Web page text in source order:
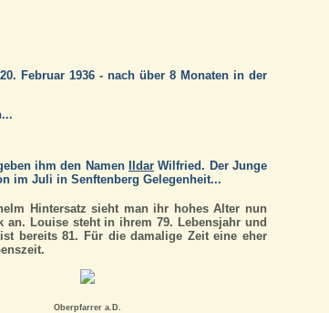
Februar 1936 - nach über 8 Monaten in der
ihm den Namen Ildar Wilfried. Der Junge
im Juli in Senftenberg Gelegenheit...
Hintersatz sieht man ihr hohes Alter nun
an. Louise steht in ihrem 79. Lebensjahr und
bereits 81. Für die damalige Zeit eine eher
Oberpfarrer a.D.